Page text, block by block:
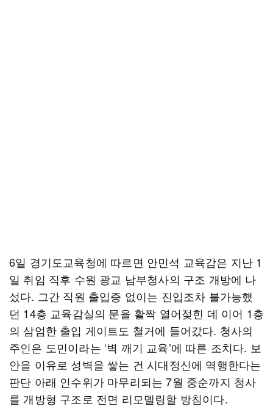
6일 경기도교육청에 따르면 안민석 교육감은 지난 1
일 취임 직후 수원 광교 남부청사의 구조 개방에 나
섰다. 그간 직원 출입증 없이는 진입조차 불가능했
던 14층 교육감실의 문을 활짝 열어젖힌 데 이어 1층
의 삼엄한 출입 게이트도 철거에 들어갔다. 청사의
주인은 도민이라는 ‘벽 깨기 교육’에 따른 조치다. 보
안을 이유로 성벽을 쌓는 건 시대정신에 역행한다는
판단 아래 인수위가 마무리되는 7월 중순까지 청사
를 개방형 구조로 전면 리모델링할 방침이다.